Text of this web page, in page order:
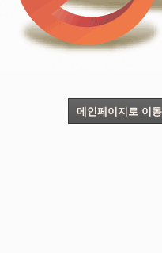
메인페이지로 이동